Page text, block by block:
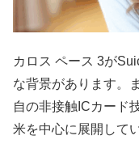
カロス ペース 3が
な背景があります。
自の非接触ICカード
米を中心に展開して